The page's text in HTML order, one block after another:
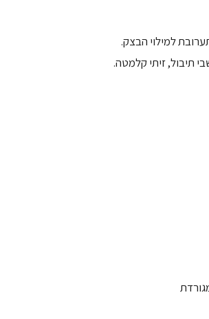
למילוי הבצק.
תיבול, זיתי קלמטה.